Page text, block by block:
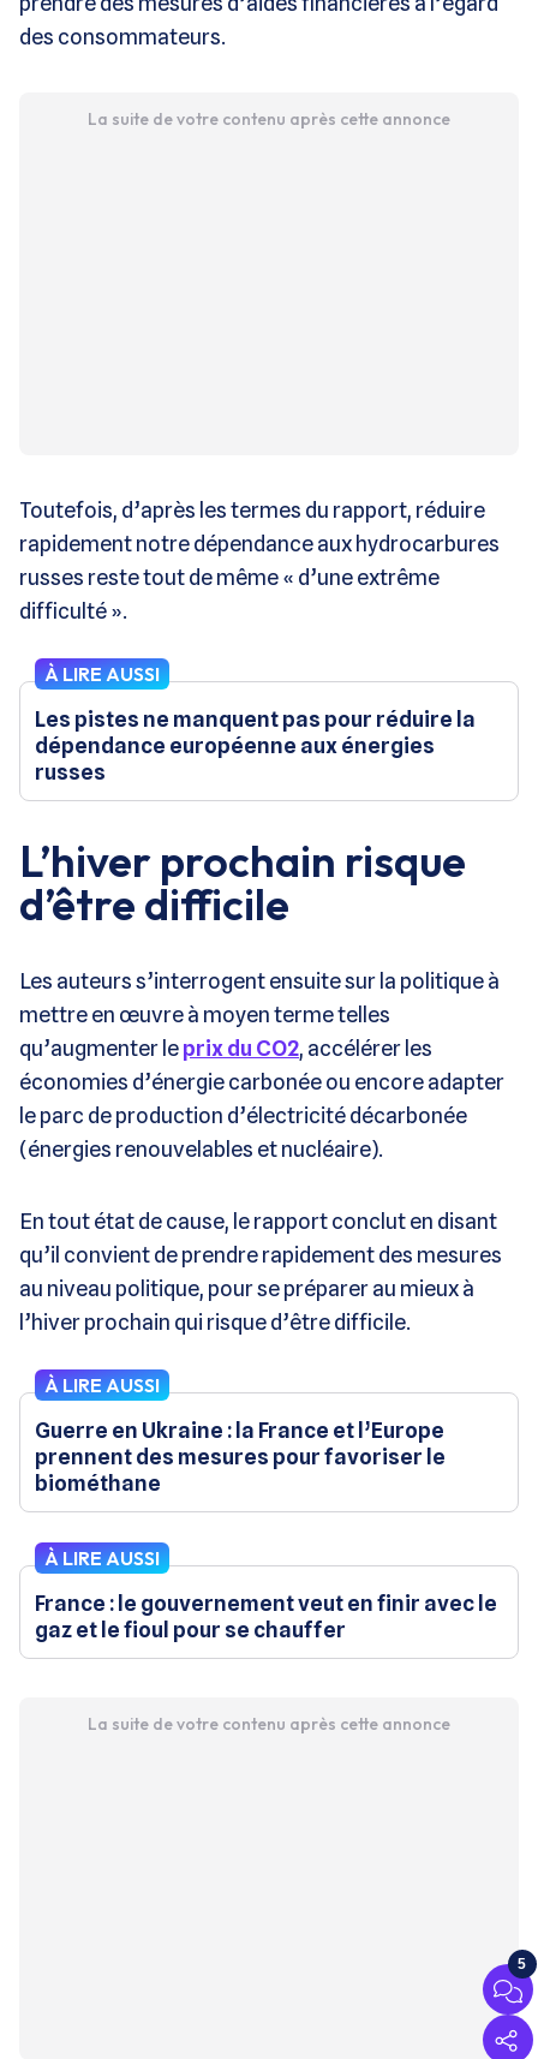
des consommateurs.
La suite de votre contenu après cette annonce
Toutefois, d’après les termes du rapport, réduire
rapidement notre dépendance aux hydrocarbures
russes reste tout de même « d’une extrême
difficulté ».
À LIRE AUSSI
Les pistes ne manquent pas pour réduire la
dépendance européenne aux énergies
russes
L’hiver prochain risque
d’être difficile
Les auteurs s’interrogent ensuite sur la politique à
mettre en œuvre à moyen terme telles
qu’augmenter leprix du CO2, accélérer les
économies d’énergie carbonée ou encore adapter
le parc de production d’électricité décarbonée
(énergies renouvelables et nucléaire).
En tout état de cause, le rapport conclut en disant
qu’il convient de prendre rapidement des mesures
au niveau politique, pour se préparer au mieux à
l’hiver prochain qui risque d’être difficile.
À LIRE AUSSI
Guerre en Ukraine : la France et l’Europe
prennent des mesures pour favoriser le
biométhane
À LIRE AUSSI
France : le gouvernement veut en finir avec le
gaz et le fioul pour se chauffer
La suite de votre contenu après cette annonce
5